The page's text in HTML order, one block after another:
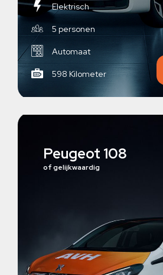
Elektrisch
5 personen
Automaat
598 Kilometer
Peugeot 108
of gelijkwaardig